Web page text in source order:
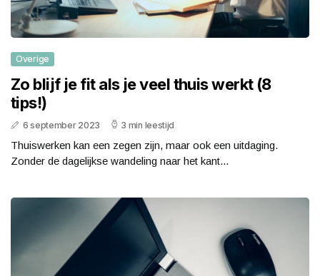
Overige
Zo blijf je fit als je veel thuis werkt (8
tips!)
6 september 2023 3 min leestijd
Thuiswerken kan een zegen zijn, maar ook een uitdaging.
Zonder de dagelijkse wandeling naar het kant...